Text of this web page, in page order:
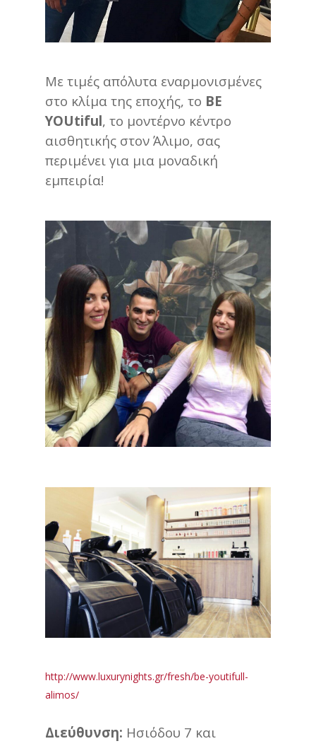
Με τιμές απόλυτα εναρμονισμένες
στο κλίμα της εποχής, το BE
YOUtiful, το μοντέρνο κέντρο
αισθητικής στον Άλιμο, σας
περιμένει για μια μοναδική
εμπειρία!
http://www.luxurynights.gr/fresh/be-youtifull-
alimos/
Διεύθυνση: Ησιόδου 7 και